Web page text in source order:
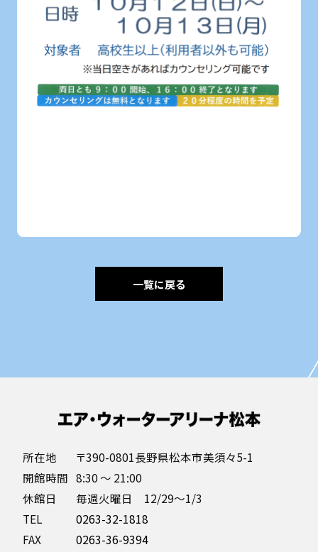
一覧に戻る
所在地
〒390-0801長野県松本市美須々5-1
開館時間 8:30 〜 21:00
休館日
毎週火曜日 12/29～1/3
TEL
0263-32-1818
FAX
0263-36-9394